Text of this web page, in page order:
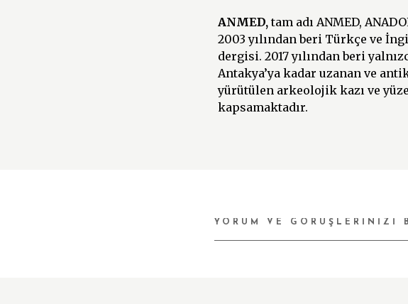
ANMED,tam adı ANMED,
2003 yılından beri Türkçe ve
dergisi. 2017 yılından beri
Antakya’ya kadar uzanan ve
yürütülen arkeolojik kazı ve
kapsamaktadır.